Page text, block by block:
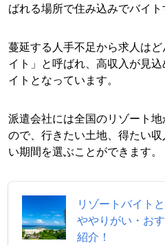
ばれる場所で住み込みでバイト
蔓延する人手不足から求人は
イト」と呼ばれ、高収入が見
イトとなっています。
派遣会社には全国のリゾート
ので、行きたい土地、得たい
い期間を選ぶことができます。
リゾートバイト
ややりがい・お
紹介！